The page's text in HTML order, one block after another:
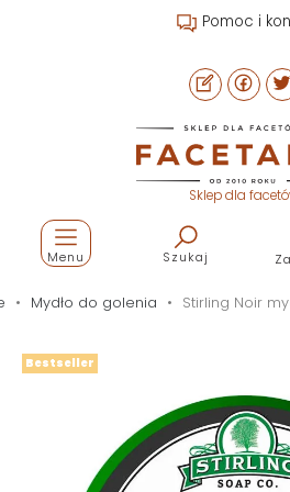
Pomoc i
Sklep dla
Szukaj
Menu
Mydło do golenia Stirling Noir
Bestseller